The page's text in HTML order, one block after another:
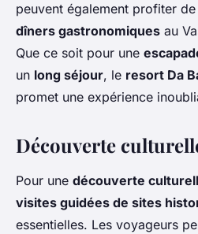
peuvent également profiter de
dîners gastronomiques au
Que ce soit pour une
un long séjour, le resort Da
promet une expérience
Découverte
Pour une découverte
visites guidées de sites
essentielles. Les voyageurs